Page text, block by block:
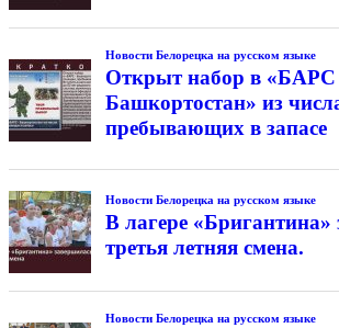
Новости Белорецка на русском языке
Открыт набор в
Башкортостан» из
пребывающих в запасе
Новости Белорецка на русском языке
В лагере «Бригантина»
третья летняя смена.
Новости Белорецка на русском языке